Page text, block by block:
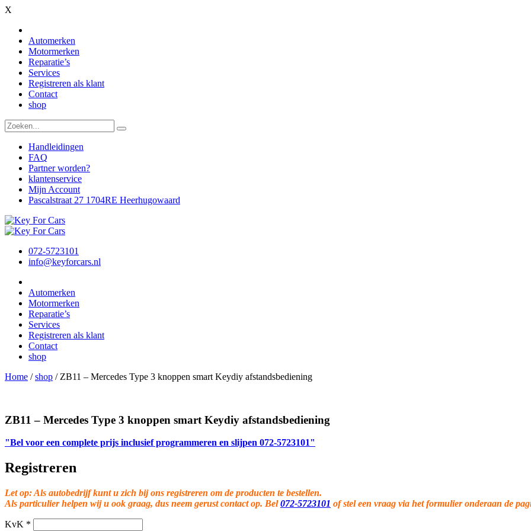
X
Automerken
Motormerken
Reparatie’s
Services
Registreren als klant
Contact
shop
Handleidingen
FAQ
Partner worden?
klantenservice
Mijn Account
Pascalstraat 27 1704RE Heerhugowaard
072-5723101
info@keyforcars.nl
Automerken
Motormerken
Reparatie’s
Services
Registreren als klant
Contact
shop
Home /shop / ZB11 – Mercedes Type 3 knoppen smart Keydiy afstandsbediening
ZB11 – Mercedes Type 3 knoppen smart Keydiy afstandsbediening
"Bel voor een complete prijs inclusief programmeren en slijpen 072-5723101"
Registreren
Let op: Als autobedrijf kunt u zich bij ons registreren om de producten te bestellen.
Als particulier helpen wij u ook graag, dus neem gerust contact op. Bel072-5723101 of stel een vraag via het formulier onderaan de
KvK *